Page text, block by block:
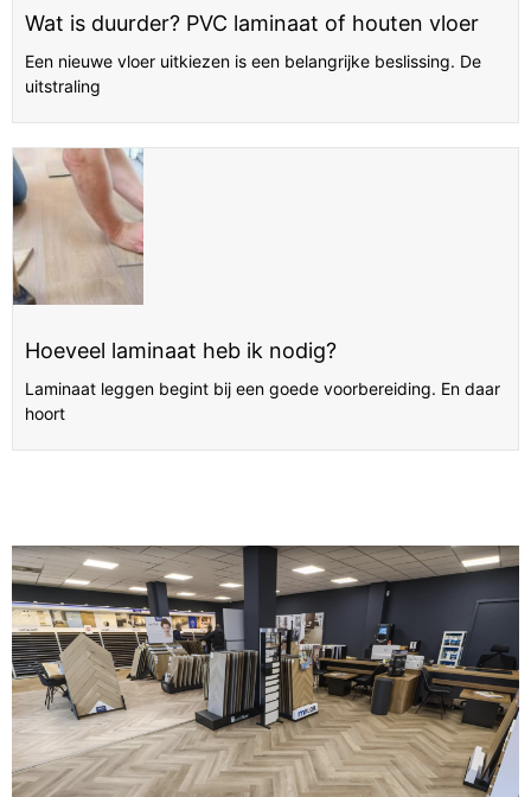
Wat is duurder? PVC laminaat of houten vloer
Een nieuwe vloer uitkiezen is een belangrijke beslissing. De
uitstraling
Hoeveel laminaat heb ik nodig?
Laminaat leggen begint bij een goede voorbereiding. En daar
hoort